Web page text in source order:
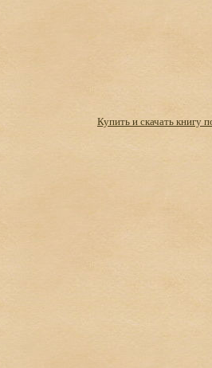
Купить и скачать книгу